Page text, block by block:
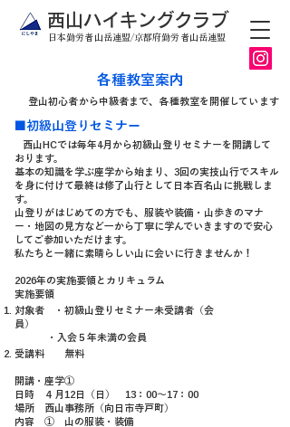
​西山ハイキングクラブ
日本勤労者山岳連盟/京都府勤労者山岳連盟
各種教室案内
​登山初心者から中級者まで、各種教室を開催しています
■初級山登りセミナー
西山HCでは毎年4月から初級山登り セミナーを開講して
おります。
基本の知識を学ぶ座学から始まり、3回の実技山行でスキル
を身に付けて最終は修了山行として日本百名山に挑戦しま
す。
山登りがはじめての方でも、服装や装備・山歩きのマナ
ー・地図の見方など一から丁寧に学んでいきますので安心
してご参加いただけます。
私たちと一緒に素晴らしい山に会いに行きませんか！
2026年の実施要領とカリキュラム
実施要領
対象者 ・初級山登りセミナー未受講者（会
員）
・入会５年未満の会員
受講料 無料
開講・座学①
日時 ４月12日（日） 13：00～17：00
場所 西山事務所（向日市寺戸町）
内容 ① 山の服装・装備